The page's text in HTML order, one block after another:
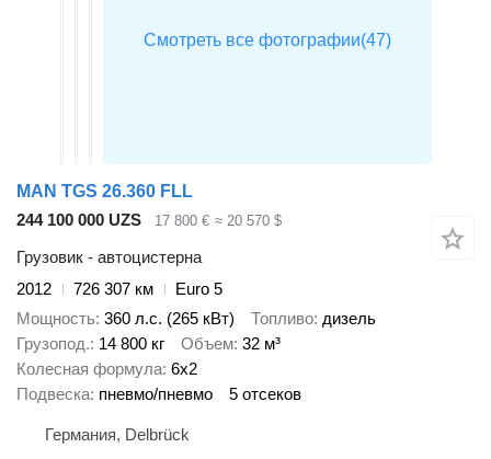
MAN TGS 26.360 FLL
244 100 000 UZS
17 800 € ≈ 20 570 $
Грузовик - автоцистерна
2012
726 307 км
Euro 5
Мощность 360 л.с. (265 кВт) Топливо дизель
Грузопод. 14 800 кг Объем 32 м³
Колесная формула 6x2
Подвеска пневмо/пневмо 5 отсеков
Германия, Delbrück